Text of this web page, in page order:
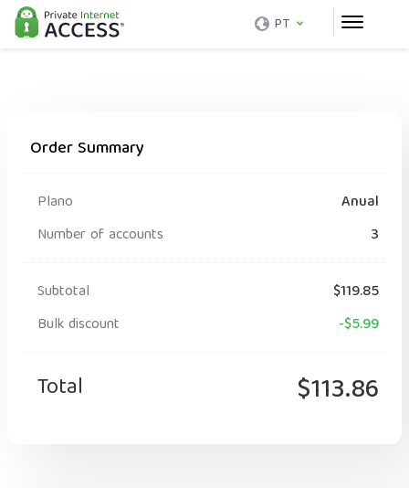
PT
Order Summary
Plano
Anual
Number of accounts
3
Subtotal
$119.85
Bulk discount
-$5.99
Total $113.86